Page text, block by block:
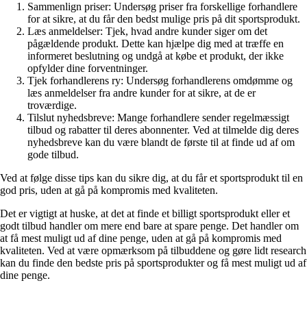
Sammenlign priser: Undersøg priser fra forskellige forhandlere
for at sikre, at du får den bedst mulige pris på dit sportsprodukt.
Læs anmeldelser: Tjek, hvad andre kunder siger om det
pågældende produkt. Dette kan hjælpe dig med at træffe en
informeret beslutning og undgå at købe et produkt, der ikke
opfylder dine forventninger.
Tjek forhandlerens ry: Undersøg forhandlerens omdømme og
læs anmeldelser fra andre kunder for at sikre, at de er
troværdige.
Tilslut nyhedsbreve: Mange forhandlere sender regelmæssigt
tilbud og rabatter til deres abonnenter. Ved at tilmelde dig deres
nyhedsbreve kan du være blandt de første til at finde ud af om
gode tilbud.
Ved at følge disse tips kan du sikre dig, at du får et sportsprodukt til en
god pris, uden at gå på kompromis med kvaliteten.
Det er vigtigt at huske, at det at finde et billigt sportsprodukt eller et
godt tilbud handler om mere end bare at spare penge. Det handler om
at få mest muligt ud af dine penge, uden at gå på kompromis med
kvaliteten. Ved at være opmærksom på tilbuddene og gøre lidt research
kan du finde den bedste pris på sportsprodukter og få mest muligt ud af
dine penge.